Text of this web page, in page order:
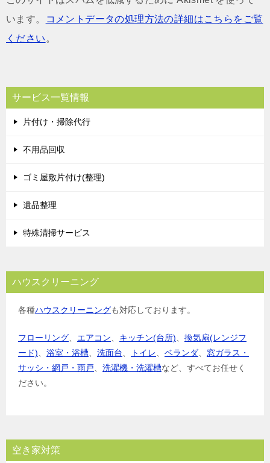
います。
コメントデータの処理方法の詳細はこちらをご覧
ください 。
サービス一覧情報
片付け・掃除代行
不用品回収
ゴミ屋敷片付け(整理)
遺品整理
特殊清掃サービス
ハウスクリーニング
各種ハウスクリーニングも対応しております。
フローリング エアコン キッチン(台所)
換気扇(レンジフ
ード)
浴室・浴槽 洗面台 トイレ ベランダ
窓ガラス・
サッシ・網戸・雨戸
洗濯機・洗濯槽など、すべてお任せく
ださい。
空き家対策